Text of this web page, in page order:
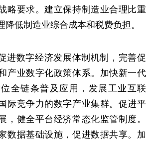
略要求。建立保持制造业合理比重
低制造业综合成本和税费负担。
进数字经济发展体制机制，完善促
产业数字化政策体系。加快新一代
全链条普及应用，发展工业互联
际竞争力的数字产业集群。促进平
，健全平台经济常态化监管制度。
数据基础设施，促进数据共享。加